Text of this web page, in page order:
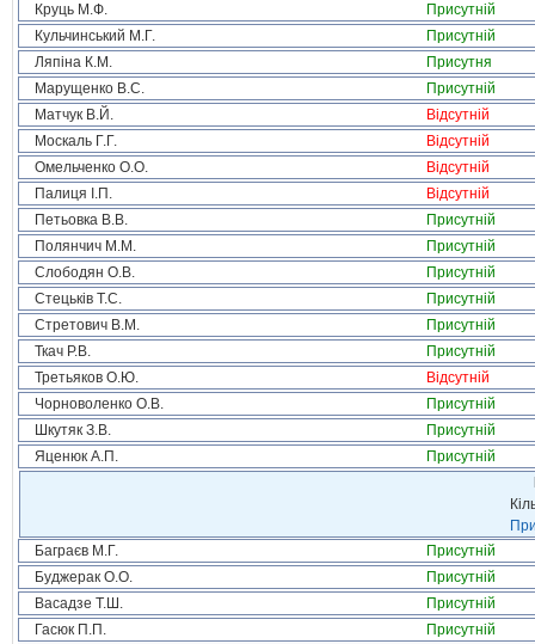
Круць М.Ф.
Присутній
Кульчинський М.Г.
Присутній
Ляпіна К.М.
Присутня
Марущенко В.С.
Присутній
Матчук В.Й.
Відсутній
Москаль Г.Г.
Відсутній
Омельченко О.О.
Відсутній
Палиця І.П.
Відсутній
Петьовка В.В.
Присутній
Полянчич М.М.
Присутній
Слободян О.В.
Присутній
Стецьків Т.С.
Присутній
Стретович В.М.
Присутній
Ткач Р.В.
Присутній
Третьяков О.Ю.
Відсутній
Чорноволенко О.В.
Присутній
Шкутяк З.В.
Присутній
Яценюк А.П.
Присутній
Баграєв М.Г.
Присутній
Буджерак О.О.
Присутній
Васадзе Т.Ш.
Присутній
Гасюк П.П.
Присутній